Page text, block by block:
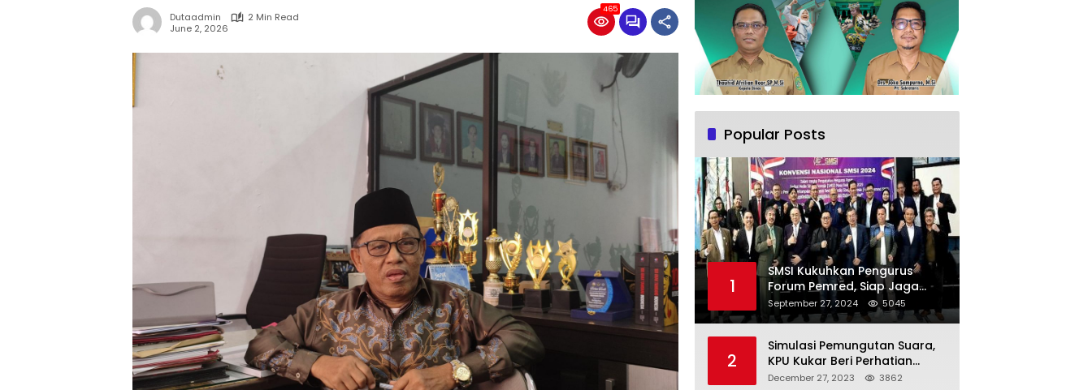
Dutaadmin
2 Min Read
June 2, 2026
465
Popular Posts
1
SMSI Kukuhkan Pengurus
Forum Pemred, Siap Jaga
Kualitas Media Daring di
Indonesia
September 27, 2024 5045
2
Simulasi Pemungutan Suara,
KPU Kukar Beri Perhatian
Penyandang Disabilitas
December 27, 2023 3862